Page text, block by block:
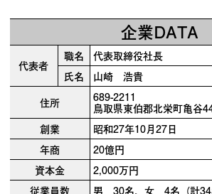
企業DATA
代表者
職名
代表取締役社長
氏名
山崎 浩貴
住所
689-2211
鳥取県東伯郡北栄町亀谷
創業
昭和27年10月27日
年商
20億円
資本金
2,000万円
従業員数
男 30名、女 4名（計34